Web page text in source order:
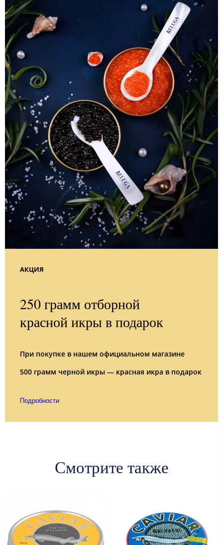
АКЦИЯ
250 грамм отборной
красной икры в подарок
При покупке в нашем официальном магазине
500 грамм черной икры — красная икра в подарок
Подробности
Смотрите также